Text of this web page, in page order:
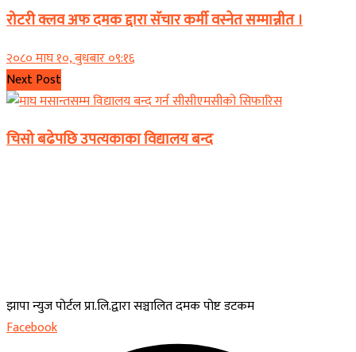
रोटरी क्लव अफ दमक द्दारा सॅचार कर्मी वस्नेत सम्मान्नीत ।
२०८० माघ १०, बुधबार ०९:१६
Next Post
चिसो बढेपछि उपत्यकाका विद्यालय बन्द
झापा न्युज पोर्टल प्रा.लि.द्वारा सञ्चालित दमक पोष्ट डटकम
Facebook